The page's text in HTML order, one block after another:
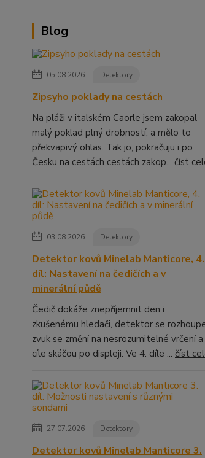
Blog
05.08.2026 Detektory
Zipsyho poklady na cestách
Na pláži v italském Caorle jsem zakopal
malý poklad plný drobností, a mělo to
překvapivý ohlas. Tak jo, pokračuju i po
Česku na cestách cestách zakop... číst
03.08.2026 Detektory
Detektor kovů Minelab Manticore, 4.
díl: Nastavení na čedičích a v
minerální půdě
Čedič dokáže znepříjemnit den i
zkušenému hledači, detektor se
zvuk se změní na nesrozumitelné vrčení a
cíle skáčou po displeji. Ve 4. díle ... číst
27.07.2026 Detektory
Detektor kovů Minelab Manticore 3.